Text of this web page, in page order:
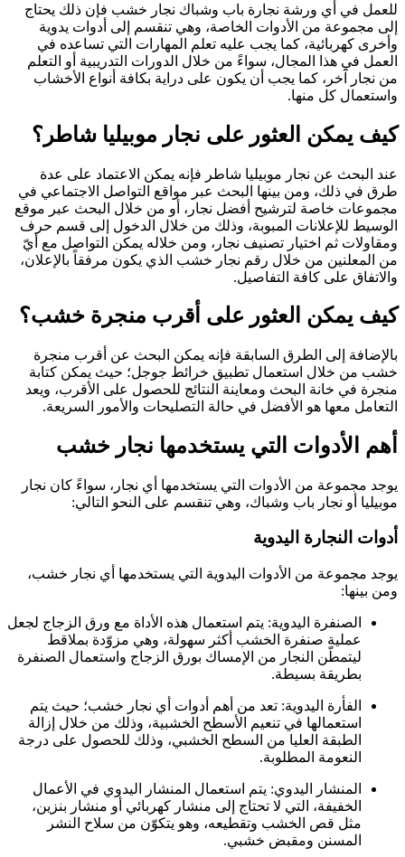
للعمل في أي ورشة نجارة باب وشباك نجار خشب فإن ذلك يحتاج
إلى مجموعة من الأدوات الخاصة، وهي تنقسم إلى أدوات يدوية
وأخرى كهربائية، كما يجب عليه تعلم المهارات التي تساعده في
العمل في هذا المجال، سواءً من خلال الدورات التدريبية أو التعلم
من نجار آخر، كما يجب أن يكون على دراية بكافة أنواع الأخشاب
واستعمال كل منها.
كيف يمكن العثور على نجار موبيليا شاطر؟
عند البحث عن نجار موبيليا شاطر فإنه يمكن الاعتماد على عدة
طرق في ذلك، ومن بينها البحث عبر مواقع التواصل الاجتماعي في
مجموعات خاصة لترشيح أفضل نجار، أو من خلال البحث عبر موقع
الوسيط للإعلانات المبوبة، وذلك من خلال الدخول إلى قسم حرف
ومقاولات ثم اختيار تصنيف نجار، ومن خلاله يمكن التواصل مع أيّ
من المعلنين من خلال رقم نجار خشب الذي يكون مرفقاً بالإعلان،
والاتفاق على كافة التفاصيل.
كيف يمكن العثور على أقرب منجرة خشب؟
بالإضافة إلى الطرق السابقة فإنه يمكن البحث عن أقرب منجرة
خشب من خلال استعمال تطبيق خرائط جوجل؛ حيث يمكن كتابة
منجرة في خانة البحث ومعاينة النتائج للحصول على الأقرب، ويعد
التعامل معها هو الأفضل في حالة التصليحات والأمور السريعة.
أهم الأدوات التي يستخدمها نجار خشب
يوجد مجموعة من الأدوات التي يستخدمها أي نجار، سواءً كان نجار
موبيليا أو نجار باب وشباك، وهي تنقسم على النحو التالي:
أدوات النجارة اليدوية
يوجد مجموعة من الأدوات اليدوية التي يستخدمها أي نجار خشب،
ومن بينها:
الصنفرة اليدوية: يتم استعمال هذه الأداة مع ورق الزجاج لجعل
عملية صنفرة الخشب أكثر سهولة، وهي مزوّدة بملاقط
ليتمطّن النجار من الإمساك بورق الزجاج واستعمال الصنفرة
بطريقة بسيطة.
الفأرة اليدوية: تعد من أهم أدوات أي نجار خشب؛ حيث يتم
استعمالها في تنعيم الأسطح الخشبية، وذلك من خلال إزالة
الطبقة العليا من السطح الخشبي، وذلك للحصول على درجة
النعومة المطلوبة.
المنشار اليدوي: يتم استعمال المنشار اليدوي في الأعمال
الخفيفة، التي لا تحتاج إلى منشار كهربائي أو منشار بنزين،
مثل قص الخشب وتقطيعه، وهو يتكوّن من سلاح النشر
المسنن ومقبض خشبي.